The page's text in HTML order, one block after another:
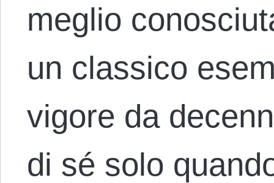
meglio
un classico
vigore da
di sé solo